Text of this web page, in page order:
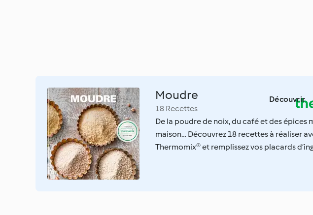
Découvrir
Moudre
18 Recettes
De la poudre de noix, du café et des épices
maison… Découvrez 18 recettes à réaliser
Thermomix® et remplissez vos placards